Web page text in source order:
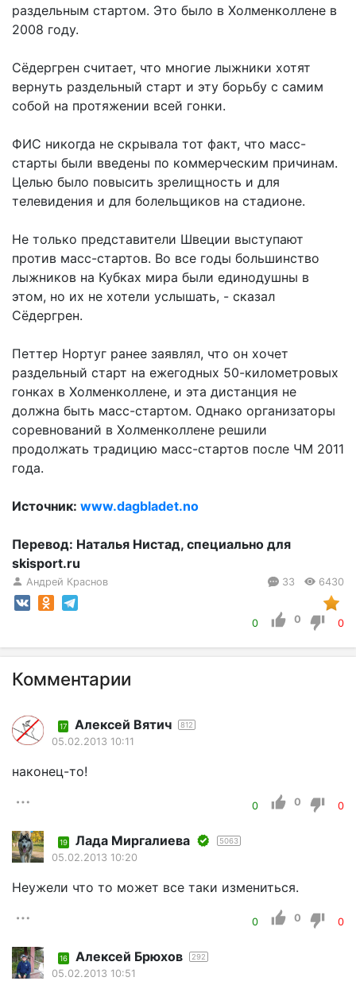
раздельным стартом. Это было в Холменколлене в
2008 году.
Сёдергрен считает, что многие лыжники хотят
вернуть раздельный старт и эту борьбу с самим
собой на протяжении всей гонки.
ФИС никогда не скрывала тот факт, что масс-
старты были введены по коммерческим причинам.
Целью было повысить зрелищность и для
телевидения и для болельщиков на стадионе.
Не только представители Швеции выступают
против масс-стартов. Во все годы большинство
лыжников на Кубках мира были единодушны в
этом, но их не хотели услышать, - сказал
Сёдергрен.
Петтер Нортуг ранее заявлял, что он хочет
раздельный старт на ежегодных 50-километровых
гонках в Холменколлене, и эта дистанция не
должна быть масс-стартом. Однако организаторы
соревнований в Холменколлене решили
продолжать традицию масс-стартов после ЧМ 2011
года.
Источник: www.dagbladet.no
Перевод: Наталья Нистад, специально для
skisport.ru
Андрей Краснов 33 6430
0 0 0
Комментарии
17 Алексей Вятич 812
05.02.2013 10:11
наконец-то!
0 0 0
19 Лада Миргалиева 5063
05.02.2013 10:20
Неужели что то может все таки измениться.
0 0 0
16 Aлексей Брюхов 292
05.02.2013 10:51